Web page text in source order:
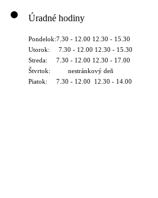
Úradné hodiny
Pondelok:7.30 - 12.00 12.30 - 15.30
Utorok: 7.30 - 12.00 12.30 - 15.30
Streda: 7.30 - 12.00 12.30 - 17.00
Štvrtok: nestránkový deň
Piatok: 7.30 - 12.00 12.30 - 14.00